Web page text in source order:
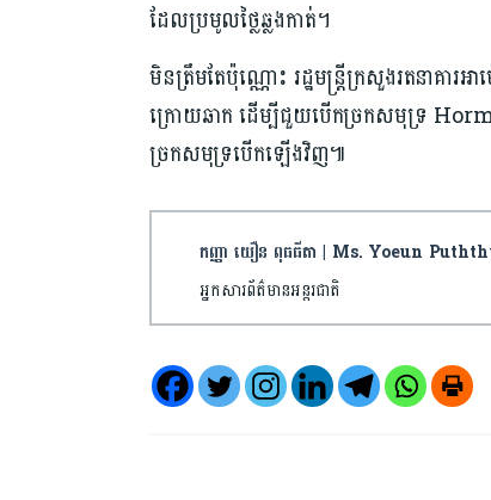
ដែលប្រមូលថ្លៃឆ្លងកាត់។
មិនត្រឹមតែប៉ុណ្ណោះ រដ្ឋមន្ត្រីក្រសួងរតនាគា
ក្រោយឆាក ដើម្បីជួយបើកច្រកសមុទ្រ
ច្រកសមុទ្របើកឡើងវិញ៕
កញ្ញា យឿន ពុធធីតា | Ms. Yoeun
អ្នកសារព័ត៌មានអន្តរជាតិ